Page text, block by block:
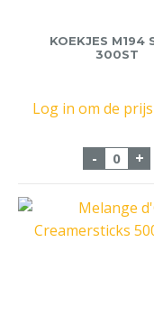
KOEKJES M194
300ST
Log in om de
- +